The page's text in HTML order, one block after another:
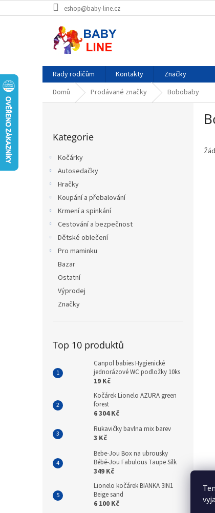
na
eshop@baby-line.cz
Rady rodičům Kontakty
Značky
Domů
Prodávané značky Bobobaby
kategorie
Kategorie
Kočárky
Autosedačky
Hračky
Koupání a přebalování
Krmení a spinkání
Cestování a bezpečnost
Dětské oblečení
Pro maminku
Bazar
Ostatní
Výprodej
Značky
Top 10 produktů
Canpol babies Hygienické
jednorázové WC podložky 10ks
19 Kč
Kočárek Lionelo AZURA green
forest
6 304 Kč
Rukavičky bavlna mix barev
3 Kč
Bebe-Jou Box na ubrousky
Bébé-Jou Fabulous Taupe Silk
349 Kč
Lionelo kočárek BIANKA 3IN1
Beige sand
6 100 Kč